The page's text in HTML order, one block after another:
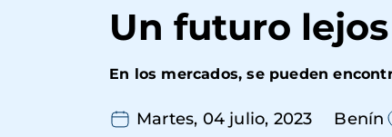
navegación
Un futuro
En los mercados, se pueden
Martes, 04 julio, 2023 Benín